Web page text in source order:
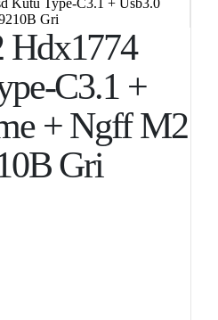
Hdx1774
C3.1 +
+ Ngff M2
Gri